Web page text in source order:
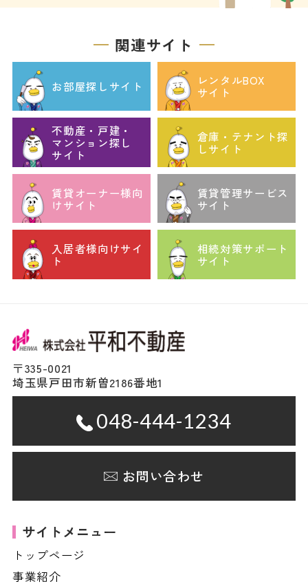
関連サイト
お部屋探しサイト
レンタルBOX
サイト
不動産・戸建・
マンション探し
サイト
倉庫・テナント探
しサイト
賃貸オーナー様向
けサイト
賃貸管理サービス
サイト
入居者様向けサイ
ト
相続対策サポート
サイト
〒335-0021
埼玉県戸田市新曽2186番地1
048-444-1234
お問い合わせ
サイトメニュー
トップページ
事業紹介